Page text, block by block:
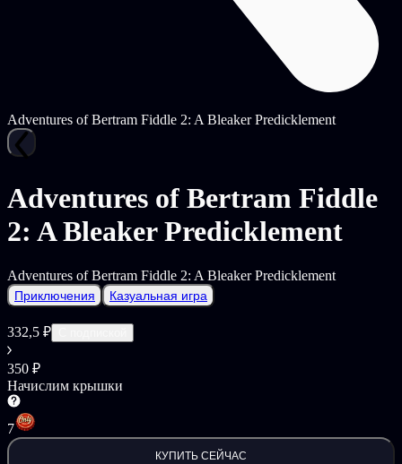
Adventures of Bertram Fiddle 2: A Bleaker Predicklement
Adventures of Bertram Fiddle
2: A Bleaker Predicklement
Adventures of Bertram Fiddle 2: A Bleaker Predicklement
Приключения Казуальная игра
332,5 ₽
350 ₽
Начислим крышки
7
КУПИТЬ СЕЙЧАС